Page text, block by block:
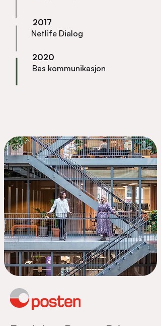
2017
Netlife Dialog
2020
Bas kommunikasjon